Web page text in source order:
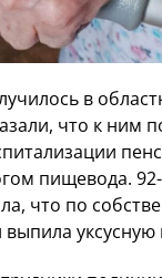
в
что к ним
пищевода.
что по
уксусную